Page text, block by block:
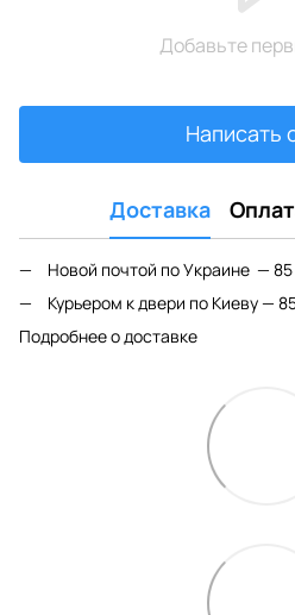
Добавьте
Написать
Доставка
Новой почтой по Украине — 85
Курьером к двери по Киеву —
Подробнее о доставке